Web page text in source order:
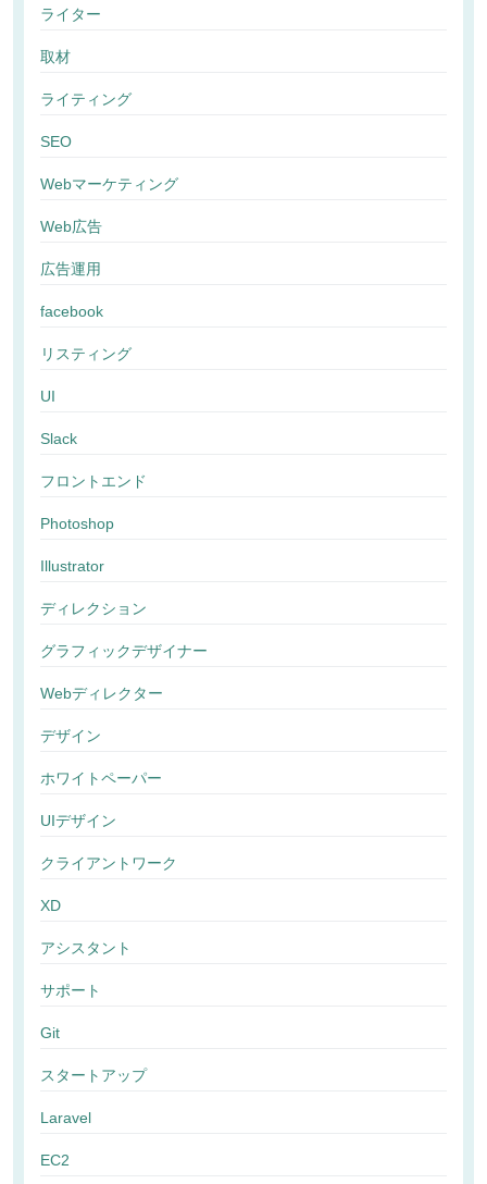
ライター
取材
ライティング
SEO
Webマーケティング
Web広告
広告運用
facebook
リスティング
UI
Slack
フロントエンド
Photoshop
Illustrator
ディレクション
グラフィックデザイナー
Webディレクター
デザイン
ホワイトペーパー
UIデザイン
クライアントワーク
XD
アシスタント
サポート
Git
スタートアップ
Laravel
EC2